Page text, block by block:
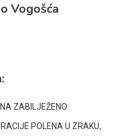
Vogošća
ZABILJEŽENO
POLENA U ZRAKU,